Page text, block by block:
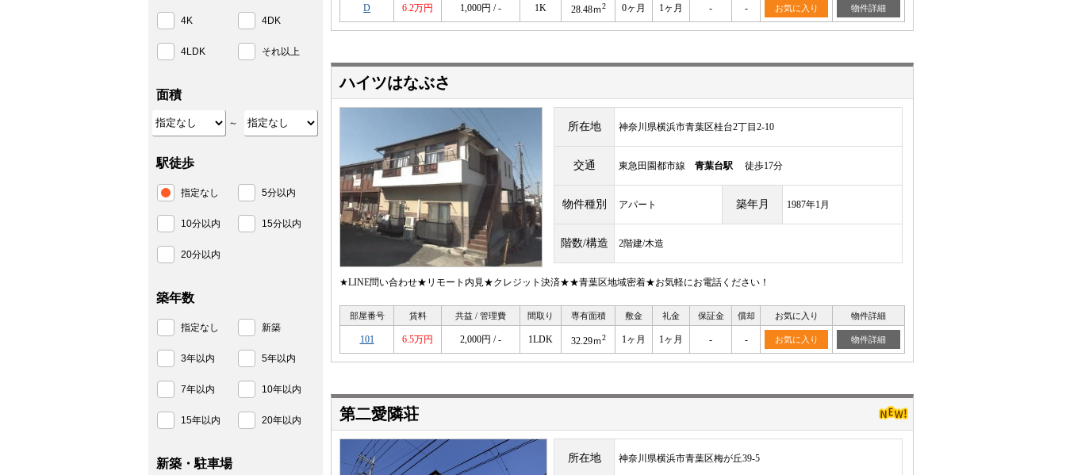
D 6.2万円 1,000円 / - 1K 28.48ｍ2 0ヶ月 1ヶ月 - - お気に入り 物件詳細
ハイツはなぶさ
所在地 神奈川県横浜市青葉区桂台2丁目2-10
交通 東急田園都市線 青葉台駅 徒歩17分
物件種別 アパート 築年月 1987年1月
階数/構造 2階建/木造
★LINE問い合わせ★リモート内見★クレジット決済★★青葉区地域密着★お気軽にお電話ください！
部屋番号 賃料 共益 / 管理費 間取り 専有面積 敷金 礼金 保証金 償却 お気に入り 物件詳細
101 6.5万円 2,000円 / - 1LDK 32.29ｍ2 1ヶ月 1ヶ月 - - お気に入り 物件詳細
第二愛隣荘
所在地 神奈川県横浜市青葉区梅が丘39-5
4K 4DK
4LDK それ以上
面積
～
駅徒歩
指定なし 5分以内
10分以内 15分以内
20分以内
築年数
指定なし 新築
3年以内 5年以内
7年以内 10年以内
15年以内 20年以内
新築・駐車場